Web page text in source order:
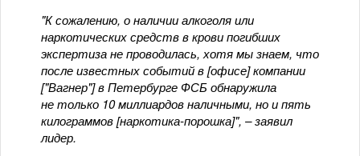
"К сожалению, о наличии алкоголя или
наркотических средств в крови погибших
экспертиза не проводилась, хотя мы знаем, что
после известных событий в [офисе] компании
["Вагнер"] в Петербурге ФСБ обнаружила
не только 10 миллиардов наличными, но и пять
килограммов [наркотика-порошка]", – заявил
лидер.